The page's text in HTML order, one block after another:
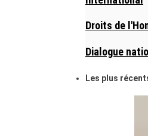
Droits de
Dialogue
Les plus